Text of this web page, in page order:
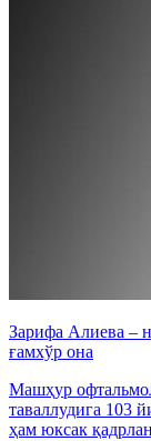
Зарифа Алиева –
ғамхўр она
Машҳур
таваллудига 103
ҳам юксак